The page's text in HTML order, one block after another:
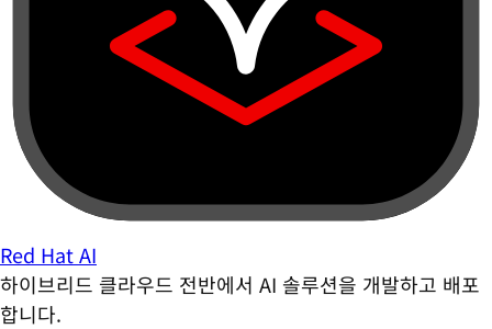
Red Hat AI
하이브리드 클라우드 전반에서 AI 솔루션을 개발하고 배포
합니다.